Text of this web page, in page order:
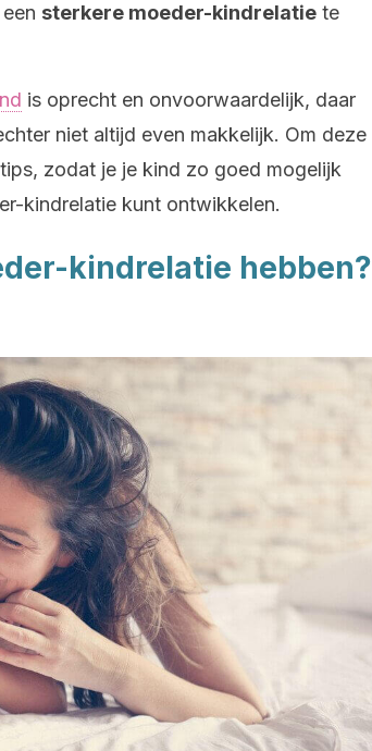
sterkere moeder-kindrelatie te
is oprecht en onvoorwaardelijk, daar
niet altijd even makkelijk. Om deze
zodat je je kind zo goed mogelijk
kindrelatie kunt ontwikkelen.
kindrelatie hebben?